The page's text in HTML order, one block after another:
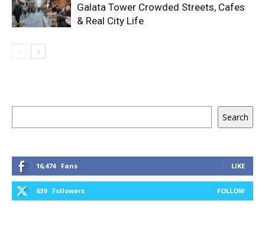
Galata Tower Crowded Streets, Cafes
& Real City Life
Search
16,474 Fans LIKE
639 Followers FOLLOW